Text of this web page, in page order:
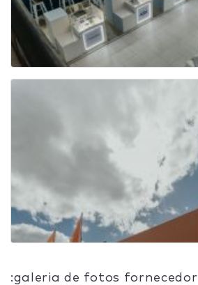
:galeria de fotos fornecedor